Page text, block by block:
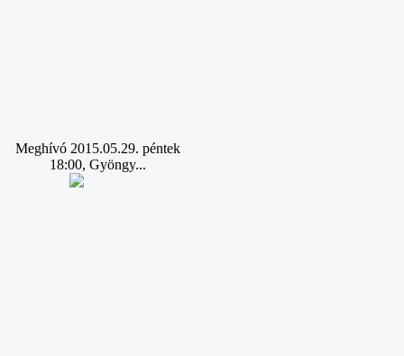
Meghívó 2015.05.29. péntek
18:00, Gyöngy...